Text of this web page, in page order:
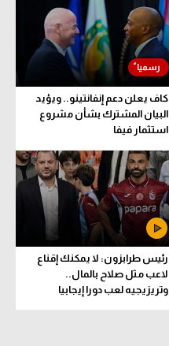
كاف يعلن دعم إنفانتينو.. ويؤيد
البيان المشترك بشأن مشروع
استثمار فيفا
رئيس طرابزون: لا يمكنك إقناع
لاعب مثل صلاح بالمال..
وتريزيجيه لعب دورا إيجابيا